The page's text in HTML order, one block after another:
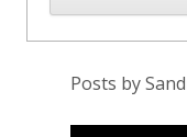
Posts by